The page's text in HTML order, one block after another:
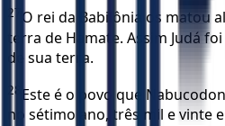
27 O rei da Babilônia os matou
terra de Hamate. Assim Judá
de sua terra.
28 Este é o povo que
no sétimo ano, três mil e vinte